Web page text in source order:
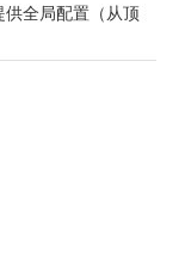
全局配置（从顶